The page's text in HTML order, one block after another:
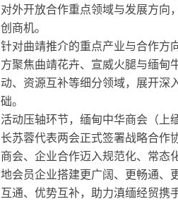
对外开放合作重点领域与发展方向
创商机。
针对曲靖推介的重点产业与合作方
方聚焦曲靖花卉、宣威火腿与缅甸
动、资源互补等细分领域，展开深
础。
活动压轴环节，缅甸中华商会（上
长苏蓉代表两会正式签署战略合作
商会、企业合作迈入规范化、常态
地会员企业搭建更广阔、更畅通、
互通、优势互补，助力滇缅经贸携